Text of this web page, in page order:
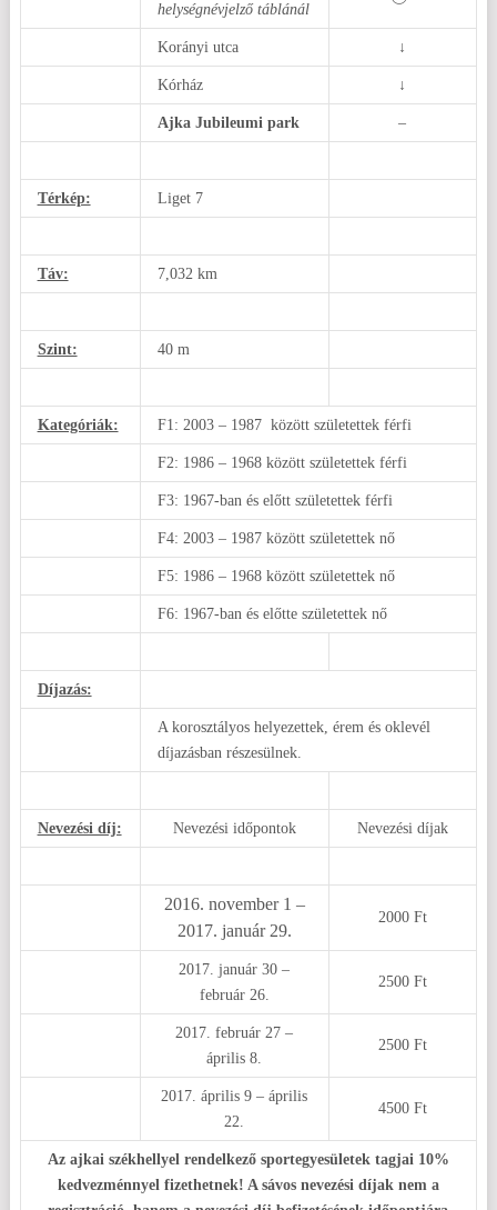
helységnévjelző táblánál
Korányi utca ↓
Kórház ↓
Ajka Jubileumi park –
Térkép: Liget 7
Táv: 7,032 km
Szint: 40 m
Kategóriák: F1: 2003 – 1987 között születettek férfi
F2: 1986 – 1968 között születettek férfi
F3: 1967-ban és előtt születettek férfi
F4: 2003 – 1987 között születettek nő
F5: 1986 – 1968 között születettek nő
F6: 1967-ban és előtte születettek nő
Díjazás:
A korosztályos helyezettek, érem és oklevél
díjazásban részesülnek.
Nevezési díj: Nevezési időpontok Nevezési díjak
2016. november 1 –
2017. január 29.
2000 Ft
2017. január 30 –
február 26.
2500 Ft
2017. február 27 –
április 8.
2500 Ft
2017. április 9 – április
22.
4500 Ft
Az ajkai székhellyel rendelkező sportegyesületek tagjai 10%
kedvezménnyel fizethetnek! A sávos nevezési díjak nem a